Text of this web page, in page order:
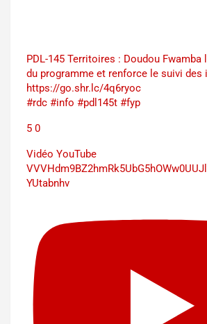
PDL-145 Territoires : Doudou Fwamba
du programme et renforce le suivi des
https://go.shr.lc/4q6ryoc
#rdc #info #pdl145t #fyp
5 0
Vidéo YouTube
YUtabnhv